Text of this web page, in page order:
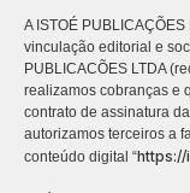
A ISTOÉ
vinculação editorial e
PUBLICACÕES LTDA
realizamos cobranças e
contrato de assinatura
autorizamos terceiros a
conteúdo digital “